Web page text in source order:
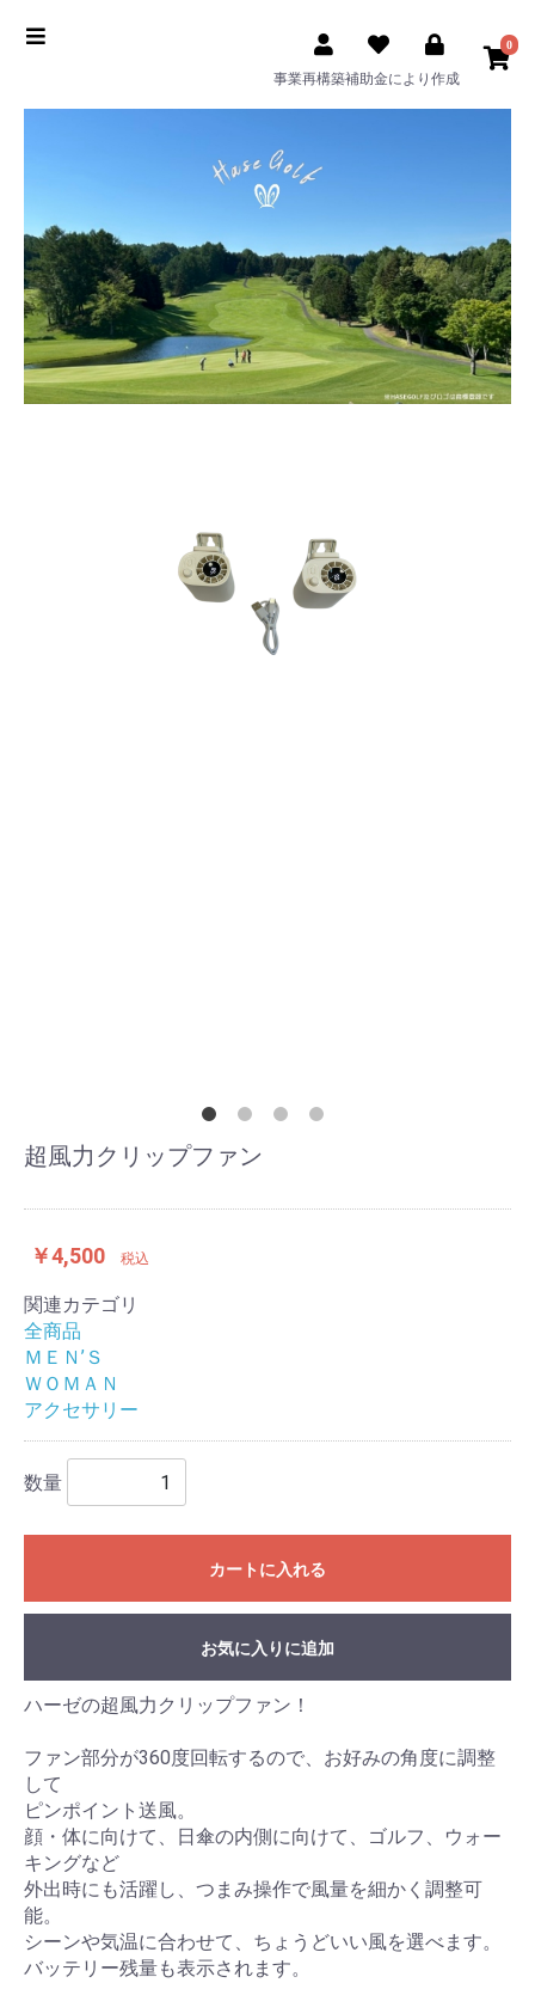
事業再構築補助金により作成
0
超風力クリップファン
￥4,500 税込
関連カテゴリ
全商品
ＭＥＮ’Ｓ
ＷＯＭＡＮ
アクセサリー
数量
カートに入れる
お気に入りに追加
ハーゼの超風力クリップファン！
ファン部分が360度回転するので、お好みの角度に調整
して
ピンポイント送風。
顔・体に向けて、日傘の内側に向けて、ゴルフ、ウォー
キングなど
外出時にも活躍し、つまみ操作で風量を細かく調整可
能。
シーンや気温に合わせて、ちょうどいい風を選べます。
バッテリー残量も表示されます。